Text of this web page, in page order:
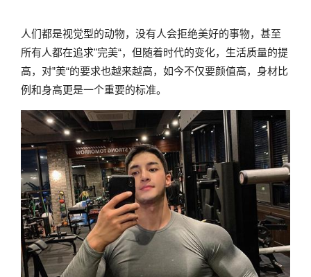
人们都是视觉型的动物，没有人会拒绝美好的事物，甚至
所有人都在追求"完美“，但随着时代的变化，生活质量的提
高，对”美“的要求也越来越高，如今不仅要颜值高，身材比
例和身高更是一个重要的标准。